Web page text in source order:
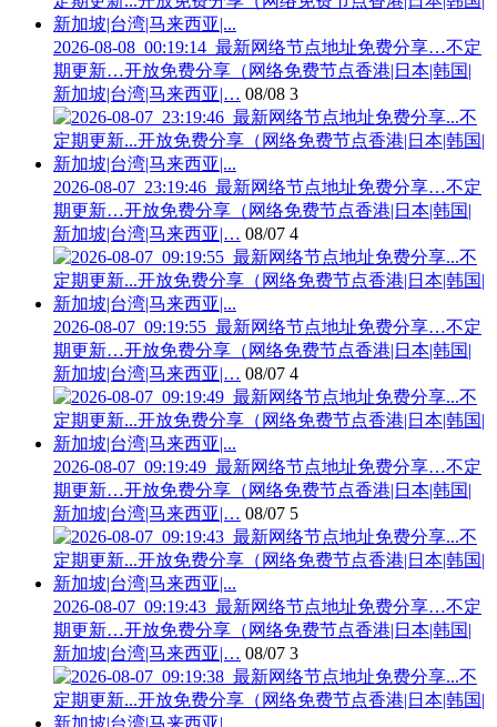
2026-08-08_00:19:14_最新网络节点地址免费分享…不定
期更新…开放免费分享（网络免费节点香港|日本|韩国|
新加坡|台湾|马来西亚|… 08/08 3
2026-08-07_23:19:46_最新网络节点地址免费分享…不定
期更新…开放免费分享（网络免费节点香港|日本|韩国|
新加坡|台湾|马来西亚|… 08/07 4
2026-08-07_09:19:55_最新网络节点地址免费分享…不定
期更新…开放免费分享（网络免费节点香港|日本|韩国|
新加坡|台湾|马来西亚|… 08/07 4
2026-08-07_09:19:49_最新网络节点地址免费分享…不定
期更新…开放免费分享（网络免费节点香港|日本|韩国|
新加坡|台湾|马来西亚|… 08/07 5
2026-08-07_09:19:43_最新网络节点地址免费分享…不定
期更新…开放免费分享（网络免费节点香港|日本|韩国|
新加坡|台湾|马来西亚|… 08/07 3